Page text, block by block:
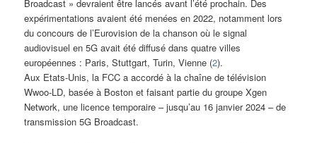
Broadcast » devraient être lancés avant l’été prochain. Des
expérimentations avaient été menées en 2022, notamment lors
du concours de l’Eurovision de la chanson où le signal
audiovisuel en 5G avait été diffusé dans quatre villes
européennes : Paris, Stuttgart, Turin, Vienne (2).
Aux Etats-Unis, la FCC a accordé à la chaîne de télévision
Wwoo-LD, basée à Boston et faisant partie du groupe Xgen
Network, une licence temporaire – jusqu’au 16 janvier 2024 – de
transmission 5G Broadcast.